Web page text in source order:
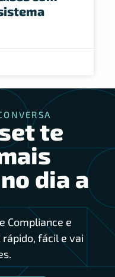
te
dia a
Compliance e
rápido, fácil e vai